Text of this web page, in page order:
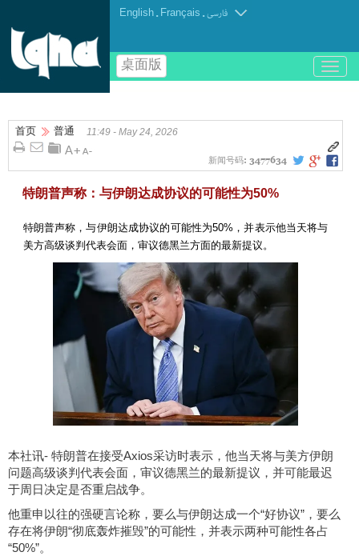
English . Français .فارسی
桌面版
باز
و
کردن
首页 普通 11:49 - May 24, 2026
新闻号码: 3477634
特朗普声称：与伊朗达成协议的可能性为50%
特朗普声称，与伊朗达成协议的可能性为50%，并表示他当天将与
美方高级谈判代表会面，审议德黑兰方面的最新提议。
本社讯- 特朗普在接受Axios采访时表示，他当天将与美方伊朗
问题高级谈判代表会面，审议德黑兰的最新提议，并可能最迟
于周日决定是否重启战争。
他重申以往的强硬言论称，要么与伊朗达成一个“好协议”，要么
存在将伊朗“彻底轰炸摧毁”的可能性，并表示两种可能性各占
“50%”。